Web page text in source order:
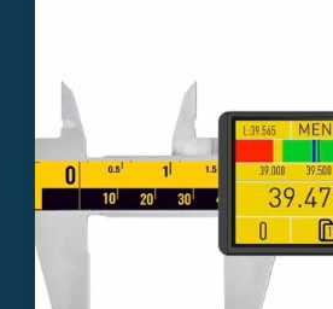
Abonnieren Sie
Sie werden stets
Mail-
Adresse
*
Diese Seite ist